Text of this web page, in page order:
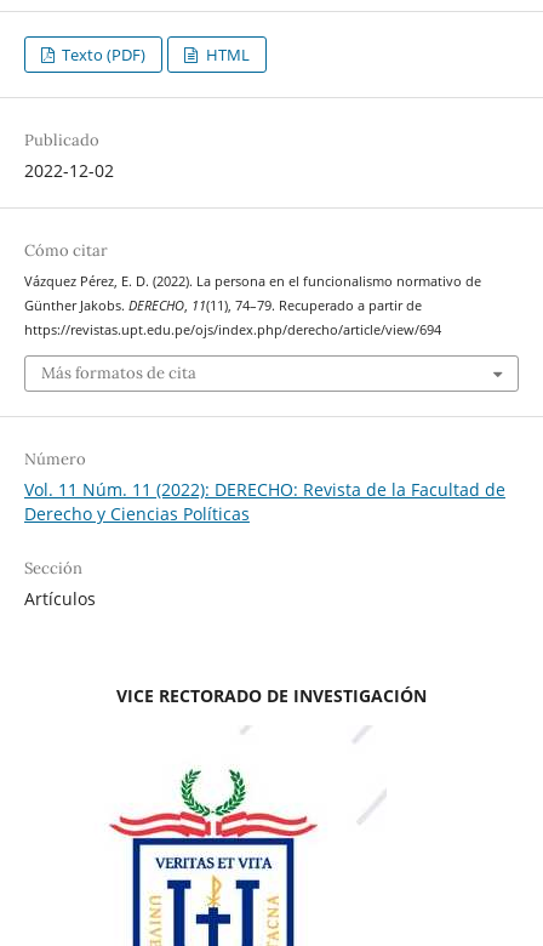
Texto (PDF) HTML
Publicado
2022-12-02
Cómo citar
Vázquez Pérez, E. D. (2022). La persona en el funcionalismo normativo de
Günther Jakobs. DERECHO, 11(11), 74–79. Recuperado a partir de
https://revistas.upt.edu.pe/ojs/index.php/derecho/article/view/694
Más formatos de cita
Número
Vol. 11 Núm. 11 (2022): DERECHO: Revista de la Facultad de
Derecho y Ciencias Políticas
Sección
Artículos
VICE RECTORADO DE INVESTIGACIÓN